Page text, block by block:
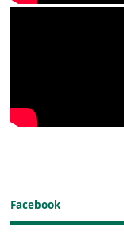
Facebook